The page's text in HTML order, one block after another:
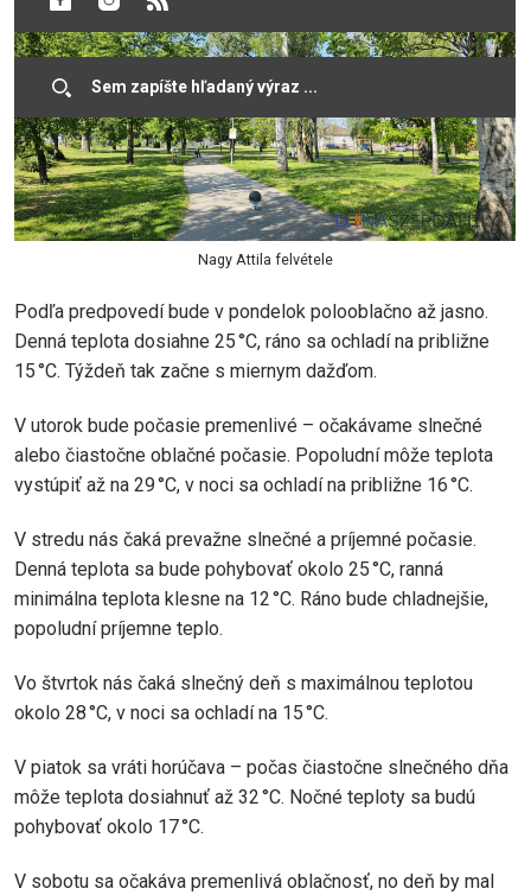
Nagy Attila felvétele
Podľa predpovedí bude v pondelok polooblačno až jasno.
Denná teplota dosiahne 25 °C, ráno sa ochladí na približne
15 °C. Týždeň tak začne s miernym dažďom.
V utorok bude počasie premenlivé – očakávame slnečné
alebo čiastočne oblačné počasie. Popoludní môže teplota
vystúpiť až na 29 °C, v noci sa ochladí na približne 16 °C.
V stredu nás čaká prevažne slnečné a príjemné počasie.
Denná teplota sa bude pohybovať okolo 25 °C, ranná
minimálna teplota klesne na 12 °C. Ráno bude chladnejšie,
popoludní príjemne teplo.
Vo štvrtok nás čaká slnečný deň s maximálnou teplotou
okolo 28 °C, v noci sa ochladí na 15 °C.
V piatok sa vráti horúčava – počas čiastočne slnečného dňa
môže teplota dosiahnuť až 32 °C. Nočné teploty sa budú
pohybovať okolo 17 °C.
V sobotu sa očakáva premenlivá oblačnosť, no deň by mal